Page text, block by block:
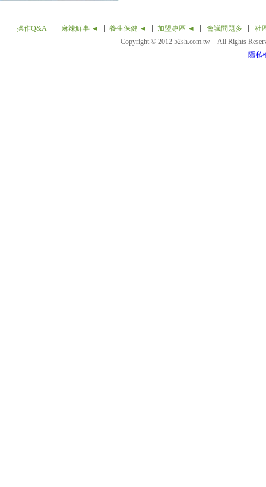
操作Q&A 麻辣鮮事 ◄ 養生保健 ◄ 加盟專區 ◄ 會議問題多
社
Copyright © 2012 52sh.com.tw All Rights
隱私